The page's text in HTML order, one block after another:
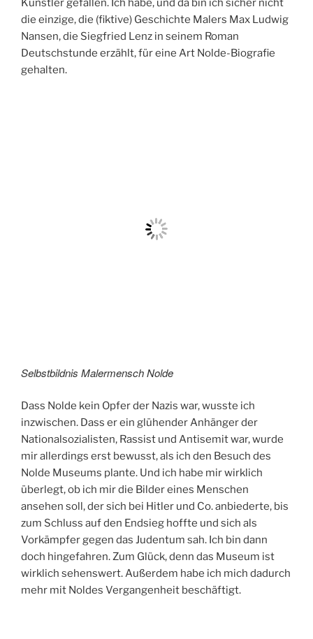
Auf der Fahrt zur Insel Romö hatte ich ein
Hinweisschild auf das Museum Emil Nolde entdeckt,
auf der Rückfahrt sind wir dann nach Seebüll gefahren.
Denn Noldes Bilder – vor allem seine Mohnblumen –
fand ich schon als Jugendliche toll. Und natürlich hat
Selbstbildnis Malermensch Nolde
Dass Nolde kein Opfer der Nazis war, wusste ich
inzwischen. Dass er ein glühender Anhänger der